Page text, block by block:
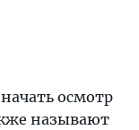
осмотр
называют